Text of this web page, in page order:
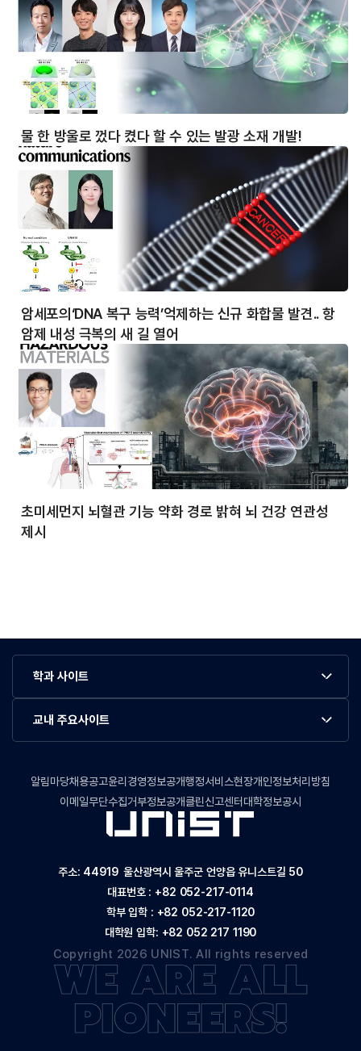
물 한 방울로 껐다 켰다 할 수 있는 발광 소재 개발!
암세포의‘DNA 복구 능력’억제하는 신규 화합물 발견.. 항
암제 내성 극복의 새 길 열어
초미세먼지 뇌혈관 기능 약화 경로 밝혀 뇌 건강 연관성
제시
학과 사이트
교내 주요사이트
주소: 44919 울산광역시 울주군 언양읍 유니스트길 50
대표번호 : +82 052-217-0114
학부 입학 : +82 052-217-1120
대학원 입학: +82 052 217 1190
알림마당채용공고윤리경영정보공개행정서비스현장개인정보처리방침
이메일무단수집거부정보공개클린신고센터대학정보공시
Copyright 2026 UNIST. All rights reserved